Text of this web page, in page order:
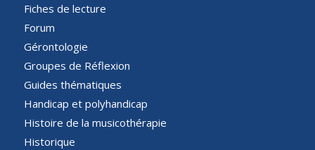
Fiches de lecture
Forum
Gérontologie
Groupes de Réflexion
Guides thématiques
Handicap et polyhandicap
Histoire de la musicothérapie
Historique